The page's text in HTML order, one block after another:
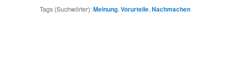
Tags (Suchwörter):Meinung,Vorurteile,Nachmachen